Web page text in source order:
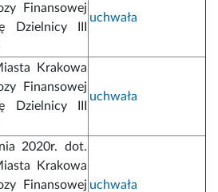
Finansowej
Dzielnicy III
uchwała
Krakowa
Finansowej
Dzielnicy III
uchwała
2020r. dot.
Krakowa
Finansowej uchwała